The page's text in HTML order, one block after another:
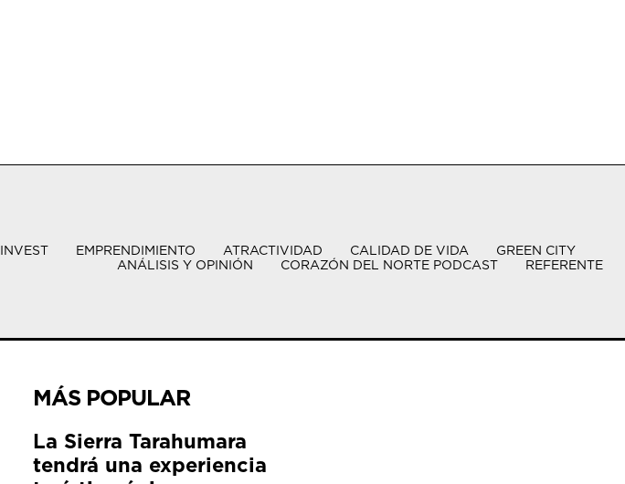
INVEST EMPRENDIMIENTO ATRACTIVIDAD CALIDAD DE VIDA
GREEN CITY
ANÁLISIS Y OPINIÓN
CORAZÓN DEL NORTE PODCAST REFERENTE
MÁS POPULAR
La Sierra Tarahumara
tendrá una experiencia